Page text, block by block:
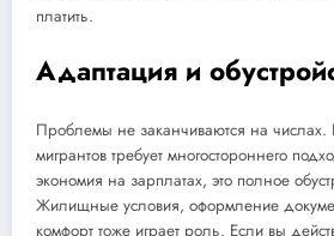
платить.
Адаптация и
Проблемы не заканчиваются на
мигрантов требует многостороннего
экономия на зарплатах, это полное
Жилищные условия, оформление
комфорт тоже играет роль. Если вы